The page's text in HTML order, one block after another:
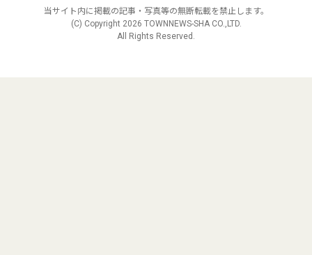
当サイト内に掲載の記事・写真等の無断転載を禁止します。
(C) Copyright 2026 TOWNNEWS-SHA CO.,LTD.
All Rights Reserved.